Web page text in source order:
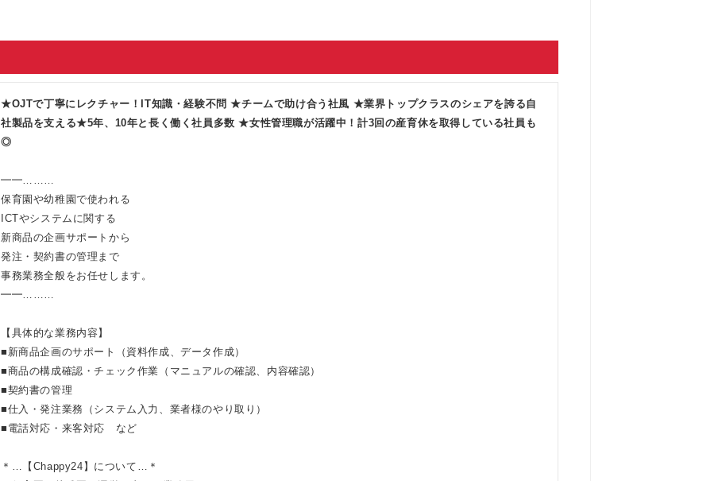
★OJTで丁寧にレクチャー！IT知識・経験不問 ★チームで助け合う社風 ★業界トップクラスのシェアを誇る自
社製品を支える★5年、10年と長く働く社員多数 ★女性管理職が活躍中！計3回の産育休を取得している社員も
◎
━━………
保育園や幼稚園で使われる
ICTやシステムに関する
新商品の企画サポートから
発注・契約書の管理まで
事務業務全般をお任せします。
━━………
【具体的な業務内容】
■新商品企画のサポート（資料作成、データ作成）
■商品の構成確認・チェック作業（マニュアルの確認、内容確認）
■契約書の管理
■仕入・発注業務（システム入力、業者様のやり取り）
■電話対応・来客対応 など
＊…【Chappy24】について…＊